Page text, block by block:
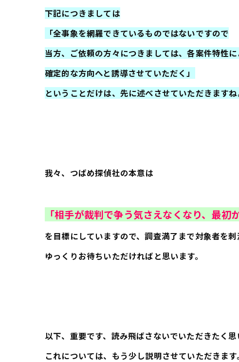
下記につきましては
「全事象を網羅できているものではないですので
当方、ご依頼の方々につきましては、各案件特性
確定的な方向へと誘導させていただく」
ということだけは、先に述べさせていただきますね
我々、つばめ探偵社の本意は
「相手が裁判で争う気さえなくなり、最初
を目標にしていますので、調査満了まで対象者を刺
ゆっくりお待ちいただければと思います。
以下、重要です、読み飛ばさないでいただきたく思
これについては、もう少し説明させていただきます